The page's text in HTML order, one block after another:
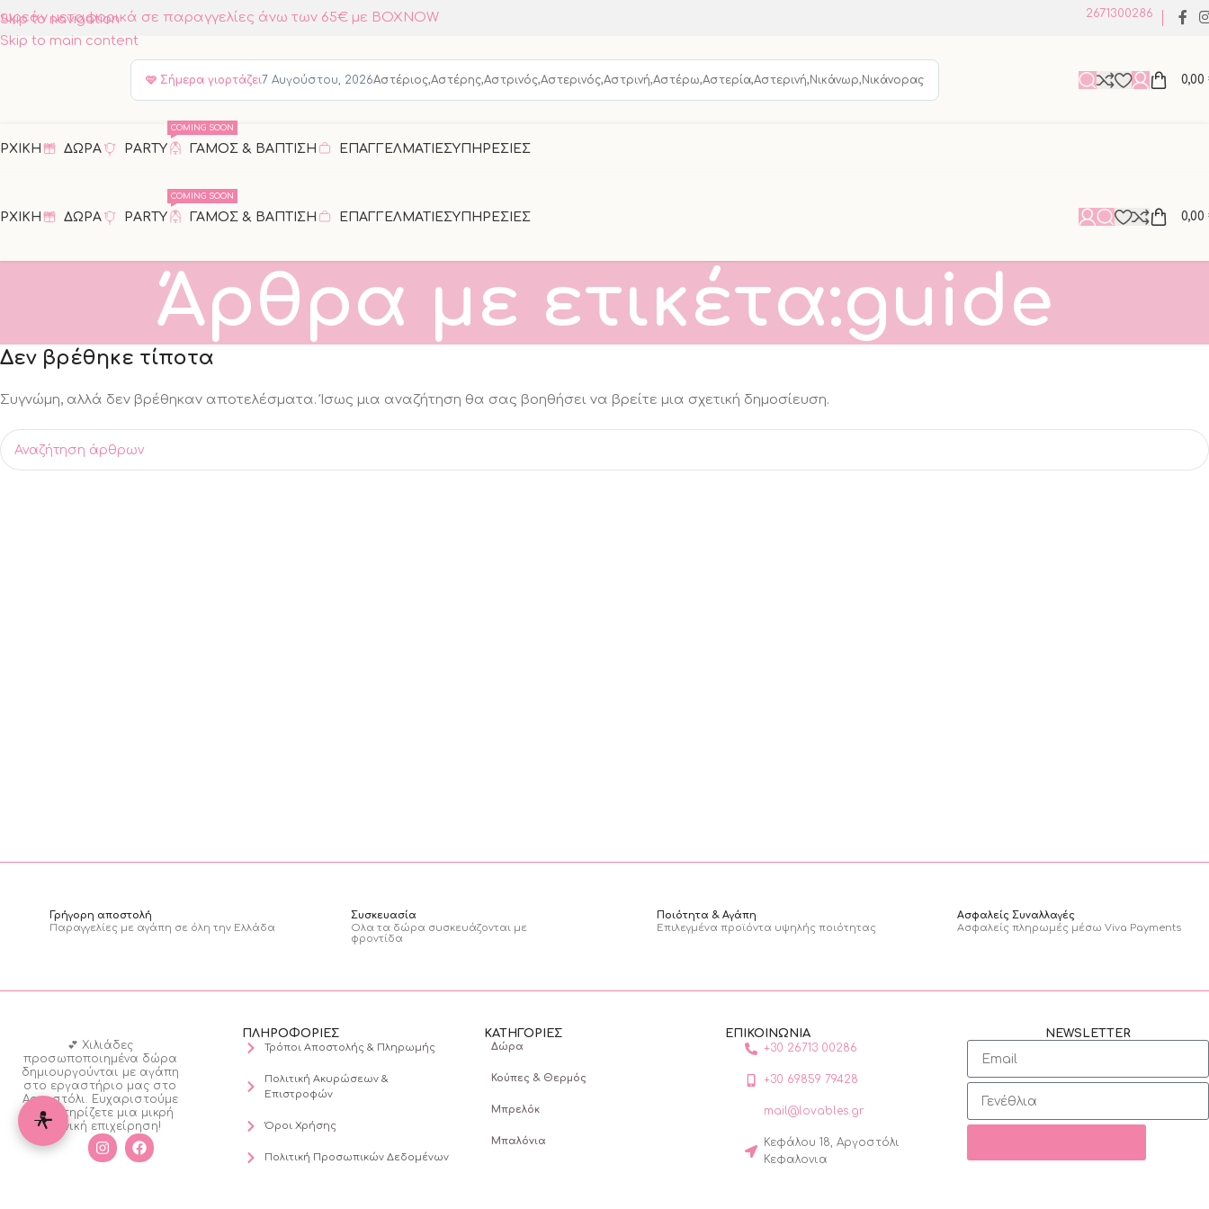
Skip to navigation
Skip to main content
μεταφορικά σε παραγγελίες άνω των 65€ με BOXNOW 2671300286
🩷 Σήμερα γιορτάζει7 Αυγούστου, 2026Αστέριος,Αστέρης,Αστρινός,Αστερινός,Αστρινή,Αστέρω,Αστερία,Αστερινή,Νικάνωρ,Νικάνορας 0,00
ΔΩΡΑ PARTY ΓΑΜΟΣ & ΒΑΠΤΙΣΗ
COMING SOON
ΕΠΑΓΓΕΛΜΑΤΙΕΣΥΠΗΡΕΣΙΕΣ
ΔΩΡΑ PARTY ΓΑΜΟΣ & ΒΑΠΤΙΣΗ
COMING SOON
ΕΠΑΓΓΕΛΜΑΤΙΕΣΥΠΗΡΕΣΙΕΣ 0,00
Άρθρα με ετικέτα:guide
Δεν βρέθηκε τίποτα
Συγνώμη, αλλά δεν βρέθηκαν αποτελέσματα. Ίσως μια αναζήτηση θα σας βοηθήσει να βρείτε μια σχετική δημοσίευση.
Γρήγορη αποστολή
Παραγγελίες με αγάπη σε όλη την Ελλάδα
Συσκευασία
Ολα τα δώρα συσκευάζονται με
φροντίδα
Ποιότητα & Αγάπη
Επιλεγμένα προϊόντα υψηλής ποιότητας
Ασφαλείς Συναλλαγές
Ασφαλείς πληρωμές μέσω Viva Payments
💕 Χιλιάδες
προσωποποιημένα δώρα
δημιουργούνται με αγάπη
στο εργαστήριο μας στο
Αργοστόλι. Ευχαριστούμε
που στηρίζετε μια μικρή
ελληνική επιχείρηση!
ΠΛΗΡΟΦΟΡΙΕΣ
Τρόποι Αποστολής & Πληρωμής
Πολιτική Ακυρώσεων &
Επιστροφών
Όροι Χρήσης
Πολιτική Προσωπικών Δεδομένων
ΚΑΤΗΓΟΡΙΕΣ
Δώρα
Κούπες & Θερμός
Μπρελόκ
Μπαλόνια
ΕΠΙΚΟΙΝΩΝΙΑ
+30 26713 00286
+30 69859 79428
mail@lovables.gr
Κεφάλου 18, Αργοστόλι
Κεφαλονια
NEWSLETTER